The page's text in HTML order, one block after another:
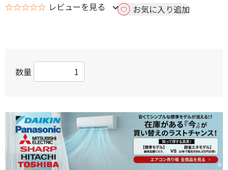
☆☆☆☆☆ レビューを見る お気に入り追加
数量